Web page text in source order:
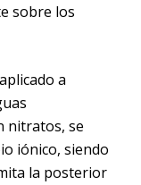
sobre los
a
nitratos, se
iónico, siendo
la posterior